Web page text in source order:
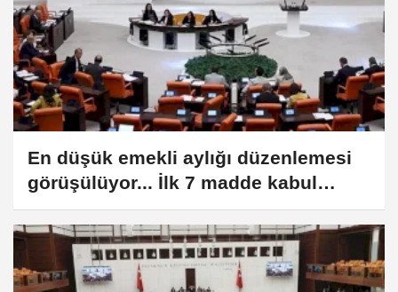
En düşük emekli aylığı düzenlemesi
görüşülüyor... İlk 7 madde kabul
edildi